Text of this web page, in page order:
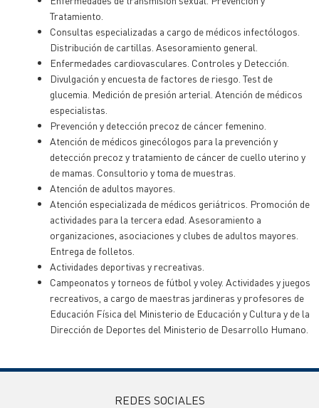
Tratamiento.
Consultas especializadas a cargo de médicos infectólogos.
Distribución de cartillas. Asesoramiento general.
Enfermedades cardiovasculares. Controles y Detección.
Divulgación y encuesta de factores de riesgo. Test de
glucemia. Medición de presión arterial. Atención de médicos
especialistas.
Prevención y detección precoz de cáncer femenino.
Atención de médicos ginecólogos para la prevención y
detección precoz y tratamiento de cáncer de cuello uterino y
de mamas. Consultorio y toma de muestras.
Atención de adultos mayores.
Atención especializada de médicos geriátricos. Promoción de
actividades para la tercera edad. Asesoramiento a
organizaciones, asociaciones y clubes de adultos mayores.
Entrega de folletos.
Actividades deportivas y recreativas.
Campeonatos y torneos de fútbol y voley. Actividades y juegos
recreativos, a cargo de maestras jardineras y profesores de
Educación Física del Ministerio de Educación y Cultura y de la
Dirección de Deportes del Ministerio de Desarrollo Humano.
REDES SOCIALES